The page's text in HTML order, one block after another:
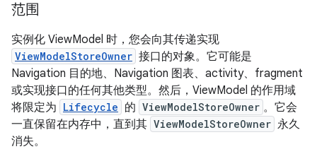
范围
实例化 ViewModel 时，您会向其传递实现
ViewModelStoreOwner 接口的对象。它可能是
Navigation 目的地、Navigation 图表、activity、fragment
或实现接口的任何其他类型。然后，ViewModel 的作用域
将限定为 Lifecycle 的 ViewModelStoreOwner 。它会
一直保留在内存中，直到其 ViewModelStoreOwner 永久
消失。